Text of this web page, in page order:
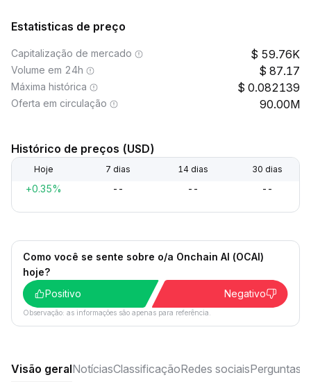
Estatisticas de preço
Capitalização de mercado 59.76K
Volume em 24h 87.17
Máxima histórica 0.082139
Oferta em circulação 90.00M
Histórico de preços (USD)
Hoje 7 dias 14 dias 30 dias
+0.35% -- -- --
Como você se sente sobre o/a Onchain AI (OCAI)
hoje?
Positivo
Negativo
Observação: as informações são apenas para referência.
Visão geralNotíciasClassificaçãoRedes sociaisPerguntas